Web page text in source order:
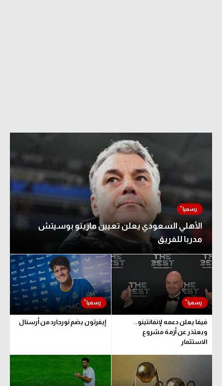
الأهلي السعودي يعلن تعيين مارينو بوسيتش
مدربا للفريق
فيفا يعلن دعمه لإنفانتينو..
ويعتذر عن أزمة مشروع
الاستثمار
إيفرتون يضم نورجارد من أرسنال